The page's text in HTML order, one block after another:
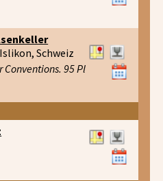
Schweiz
Conventions. 95 Pl